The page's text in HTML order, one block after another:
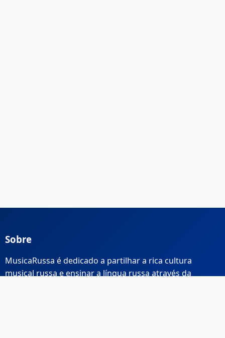
Sobre
MusicaRussa é dedicado a partilhar a rica cultura
musical russa e ensinar a língua russa através da